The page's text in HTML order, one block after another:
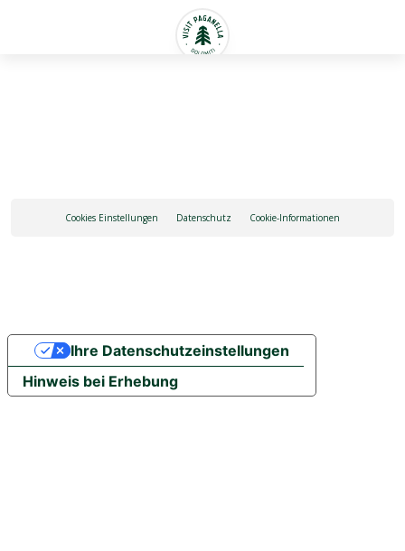
Cookies Einstellungen Datenschutz Cookie-Informationen
Hinweis bei Erhebung
Ihre Datenschutzeinstellungen